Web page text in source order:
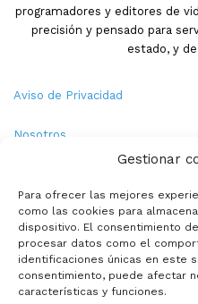
Gestionar
Para ofrecer las mejores
como las cookies para
dispositivo. El consentimiento
procesar datos como el
identificaciones únicas en este
consentimiento, puede afectar
características y funciones.
programadores y editores de
precisión y pensado para
estado, y
Aviso de Privacidad
Nosotros
Política de Cookies
Contacto